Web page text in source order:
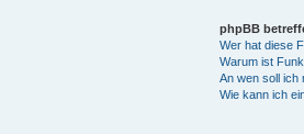
phpBB
Wer hat diese
Warum ist
An wen soll ich
Wie kann ich